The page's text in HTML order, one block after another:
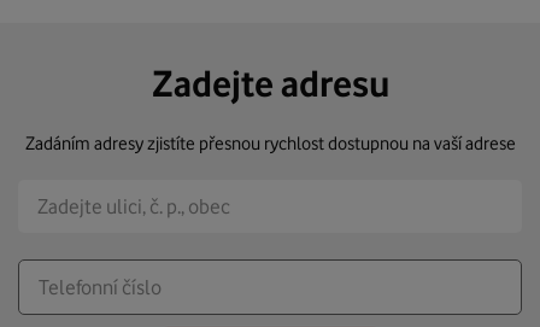
Zadejte adresu
Zadáním adresy zjistíte přesnou rychlost dostupnou na vaší adrese